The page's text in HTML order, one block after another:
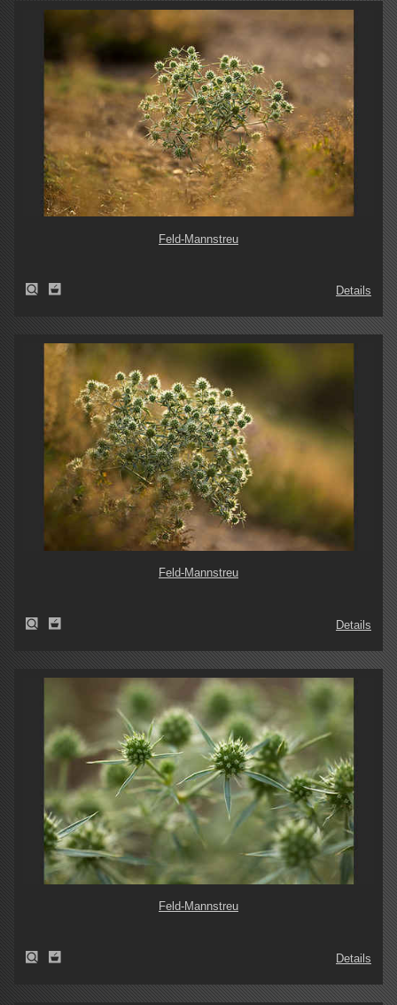
Feld-Mannstreu
Details
Feld-Mannstreu
Details
Feld-Mannstreu
Details